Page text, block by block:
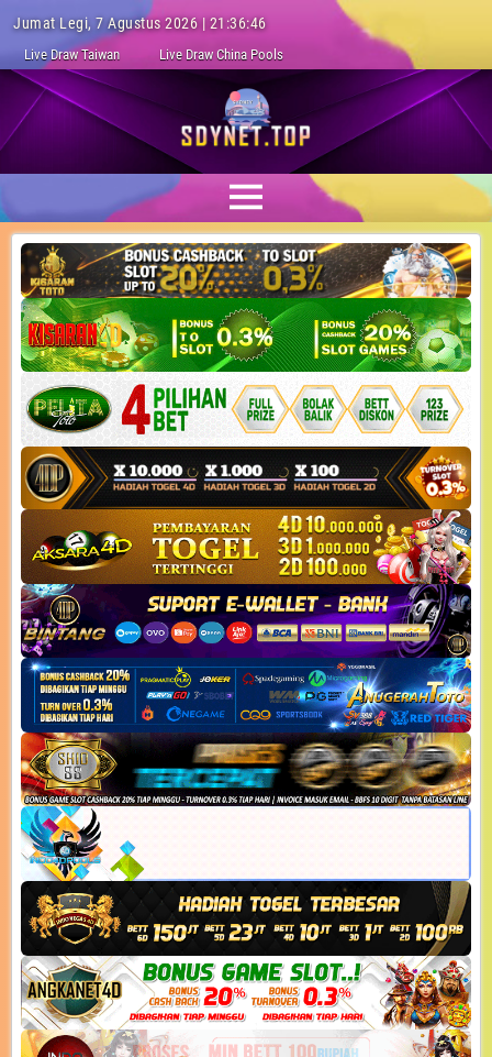
Jumat Legi, 7 Agustus 2026 | 21:36:46
Live Draw Taiwan Live Draw China Pools